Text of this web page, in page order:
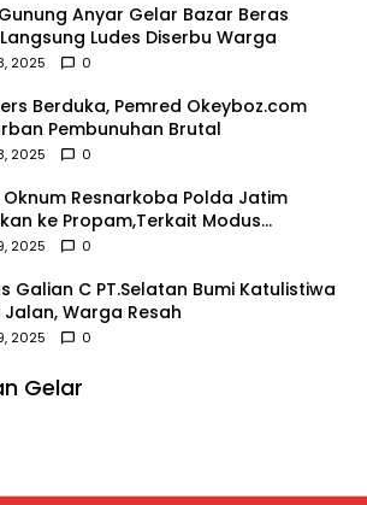
Anyar Gelar Bazar Beras
Ludes Diserbu Warga
2025 0
Berduka, Pemred Okeyboz.com
Pembunuhan Brutal
2025 0
Resnarkoba Polda Jatim
ke Propam,Terkait Modus
Juta Raib
2025 0
Galian C PT.Selatan Bumi Katulistiwa
Warga Resah
2025 0
Gelar